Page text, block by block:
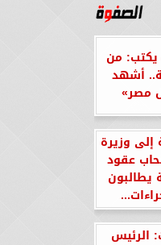
من
أشهد
مصر»
إلى وزيرة
عقود
يطالبون
الرئيس